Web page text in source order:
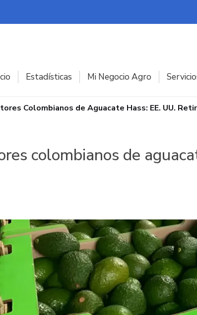
Estadísticas Mi Negocio Agro
Colombianos de Aguacate Hass: EE. UU.
colombianos de